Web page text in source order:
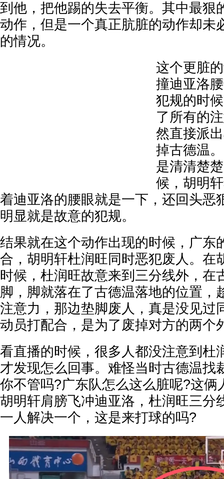
到他，把他踢的失去平衡。其中最狠
动作，但是一个真正肮脏的动作却未
的情况。
这个更脏
撞迪亚洛
犯规的时
了所有的
然直接派
掉古德温
是清清楚
候，胡明
着迪亚洛的腰眼就是一下，还回头恶
明显就是故意的犯规。
结果就在这个动作出现的时候，广东
合，胡明轩杜润旺同时恶犯废人。在
时候，杜润旺故意来到三分线外，在
脚，脚就落在了古德温落地的位置，
注意力，那边垫脚废人，真是没见过
动员打配合，是为了废掉对方的两个
看直播的时候，很多人都没注意到杜
才发现怎么回事。难怪当时古德温找
你不管吗?广东队怎么这么脏呢?这俩
胡明轩肩膀飞冲迪亚洛，杜润旺三分
一人解决一个，这是来打球的吗?